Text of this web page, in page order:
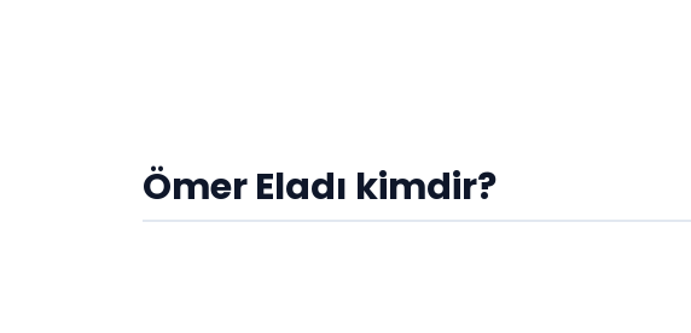
Ömer Eladı kimdir?